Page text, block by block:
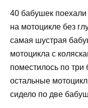
40 бабушек поехали
на мотоцикле без
самая шустрая
мотоцикла с
поместилось по три
остальные
сидело по две